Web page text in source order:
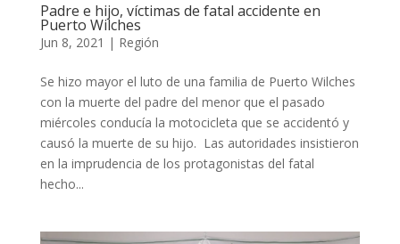
Padre e hijo, víctimas de fatal accidente en
Puerto Wilches
Jun 8, 2021 | Región
Se hizo mayor el luto de una familia de Puerto Wilches
con la muerte del padre del menor que el pasado
miércoles conducía la motocicleta que se accidentó y
causó la muerte de su hijo. Las autoridades insistieron
en la imprudencia de los protagonistas del fatal
hecho...